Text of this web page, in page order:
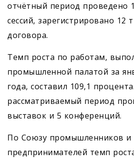
отчётный период проведено
сессий, зарегистрировано 12
договора.
Темп роста по работам,
промышленной палатой за
года, составил 109,1
рассматриваемый период
выставок и 5 конференций.
По Союзу промышленников и
предпринимателей темп